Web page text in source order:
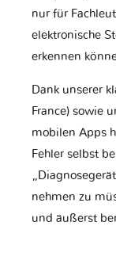
nur für
elektronische
erkennen
Dank unserer
France) sowie
mobilen Apps
Fehler selbst
nehmen zu
und äußerst